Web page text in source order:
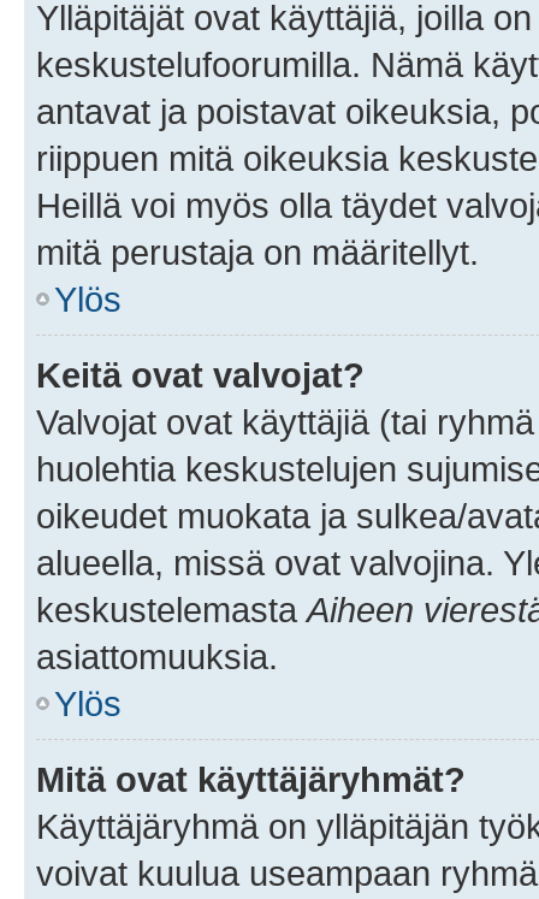
Ylläpitäjät ovat käyttäjiä, joilla
keskustelufoorumilla. Nämä
antavat ja poistavat oikeuksia,
riippuen mitä oikeuksia
Heillä voi myös olla täydet
mitä perustaja on määritellyt.
Ylös
Keitä ovat valvojat?
Valvojat ovat käyttäjiä (tai
huolehtia keskustelujen
oikeudet muokata ja sulkea/
alueella, missä ovat valvojina.
keskustelemasta Aiheen
asiattomuuksia.
Ylös
Mitä ovat käyttäjäryhmät?
Käyttäjäryhmä on ylläpitäjän
voivat kuulua useampaan